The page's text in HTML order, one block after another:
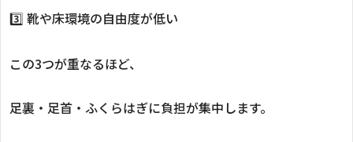
3️⃣ 靴や床環境の自由度が低い
この3つが重なるほど、
足裏・足首・ふくらはぎに負担が集中します。